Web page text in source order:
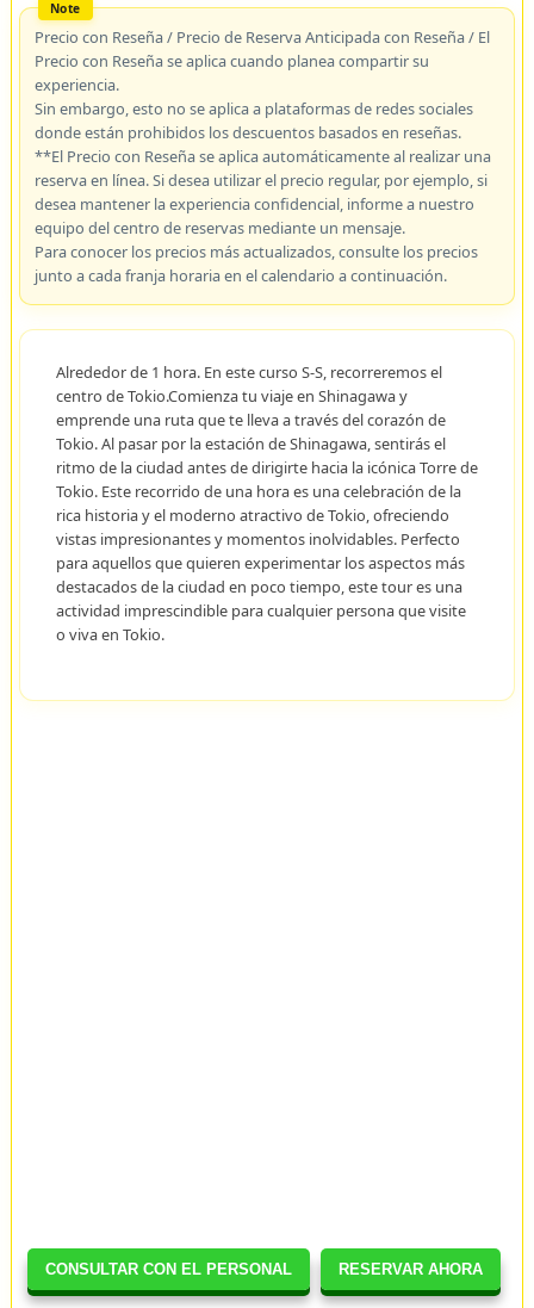
CONSULTAR CON EL PERSONAL RESERVAR AHORA
Precio con Reseña / Precio de Reserva Anticipada con Reseña / El
Precio con Reseña se aplica cuando planea compartir su
experiencia.
Sin embargo, esto no se aplica a plataformas de redes sociales
donde están prohibidos los descuentos basados en reseñas.
**El Precio con Reseña se aplica automáticamente al realizar una
reserva en línea. Si desea utilizar el precio regular, por ejemplo, si
desea mantener la experiencia confidencial, informe a nuestro
equipo del centro de reservas mediante un mensaje.
Para conocer los precios más actualizados, consulte los precios
junto a cada franja horaria en el calendario a continuación.
Alrededor de 1 hora. En este curso S-S, recorreremos el
centro de Tokio.Comienza tu viaje en Shinagawa y
emprende una ruta que te lleva a través del corazón de
Tokio. Al pasar por la estación de Shinagawa, sentirás el
ritmo de la ciudad antes de dirigirte hacia la icónica Torre de
Tokio. Este recorrido de una hora es una celebración de la
rica historia y el moderno atractivo de Tokio, ofreciendo
vistas impresionantes y momentos inolvidables. Perfecto
para aquellos que quieren experimentar los aspectos más
destacados de la ciudad en poco tiempo, este tour es una
actividad imprescindible para cualquier persona que visite
o viva en Tokio.